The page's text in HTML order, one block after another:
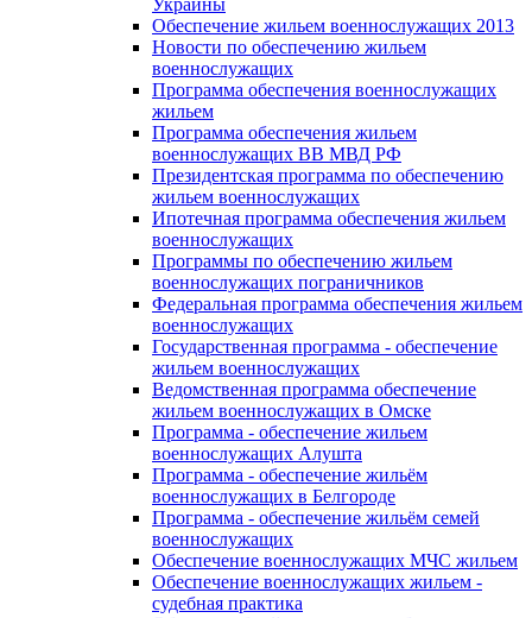
Украины
Обеспечение жильем военнослужащих 2013
Новости по обеспечению жильем
военнослужащих
Программа обеспечения военнослужащих
жильем
Программа обеспечения жильем
военнослужащих ВВ МВД РФ
Президентская программа по обеспечению
жильем военнослужащих
Ипотечная программа обеспечения жильем
военнослужащих
Программы по обеспечению жильем
военнослужащих пограничников
Федеральная программа обеспечения жильем
военнослужащих
Государственная программа - обеспечение
жильем военнослужащих
Ведомственная программа обеспечение
жильем военнослужащих в Омске
Программа - обеспечение жильем
военнослужащих Алушта
Программа - обеспечение жильём
военнослужащих в Белгороде
Программа - обеспечение жильём семей
военнослужащих
Обеспечение военнослужащих МЧС жильем
Обеспечение военнослужащих жильем -
судебная практика